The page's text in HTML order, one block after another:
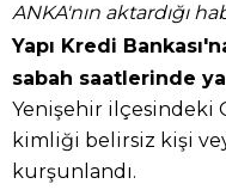
ANKA'nın aktardığı
Yapı Kredi
sabah saatlerinde
Yenişehir ilçesindeki
kimliği belirsiz kişi
kurşunlandı.